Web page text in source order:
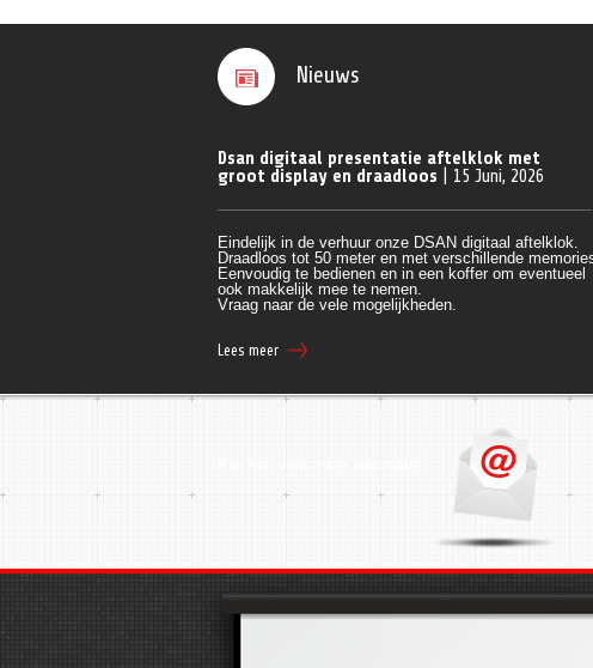
Nieuws
Dsan digitaal presentatie aftelklok met
groot display en draadloos | 15 Juni, 2026
Eindelijk in de verhuur onze DSAN digitaal aftelklok.
Draadloos tot 50 meter en met verschillende
Eenvoudig te bedienen en in een koffer om eventueel
ook makkelijk mee te nemen.
Vraag naar de vele mogelijkheden.
Lees meer